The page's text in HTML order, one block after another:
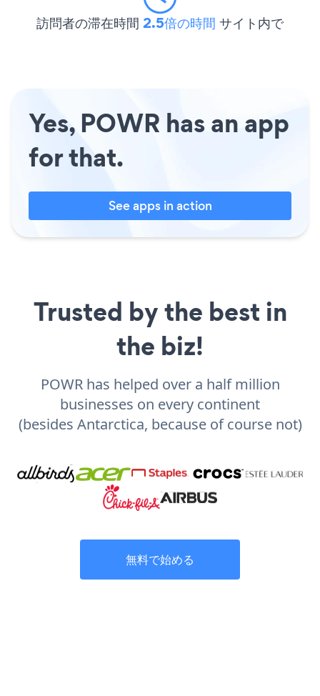
訪問者の滞在時間 2.5倍の時間 サイト内で
Yes, POWR has an app
for that.
See apps in action
Trusted by the best in
the biz!
POWR has helped over a half million
businesses on every continent
(besides Antarctica, because of course not)
無料で始める